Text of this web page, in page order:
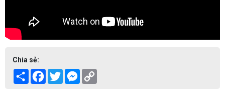
Chia sẻ:
Share Facebook
TwitterMessenger